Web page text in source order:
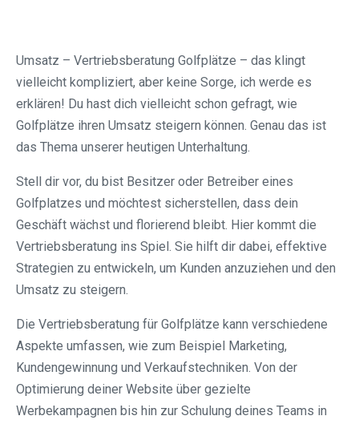
Umsatz – Vertriebsberatung Golfplätze – das klingt
vielleicht kompliziert, aber keine Sorge, ich werde es
erklären! Du hast dich vielleicht schon gefragt, wie
Golfplätze ihren Umsatz steigern können. Genau das ist
das Thema unserer heutigen Unterhaltung.
Stell dir vor, du bist Besitzer oder Betreiber eines
Golfplatzes und möchtest sicherstellen, dass dein
Geschäft wächst und florierend bleibt. Hier kommt die
Vertriebsberatung ins Spiel. Sie hilft dir dabei, effektive
Strategien zu entwickeln, um Kunden anzuziehen und den
Umsatz zu steigern.
Die Vertriebsberatung für Golfplätze kann verschiedene
Aspekte umfassen, wie zum Beispiel Marketing,
Kundengewinnung und Verkaufstechniken. Von der
Optimierung deiner Website über gezielte
Werbekampagnen bis hin zur Schulung deines Teams in